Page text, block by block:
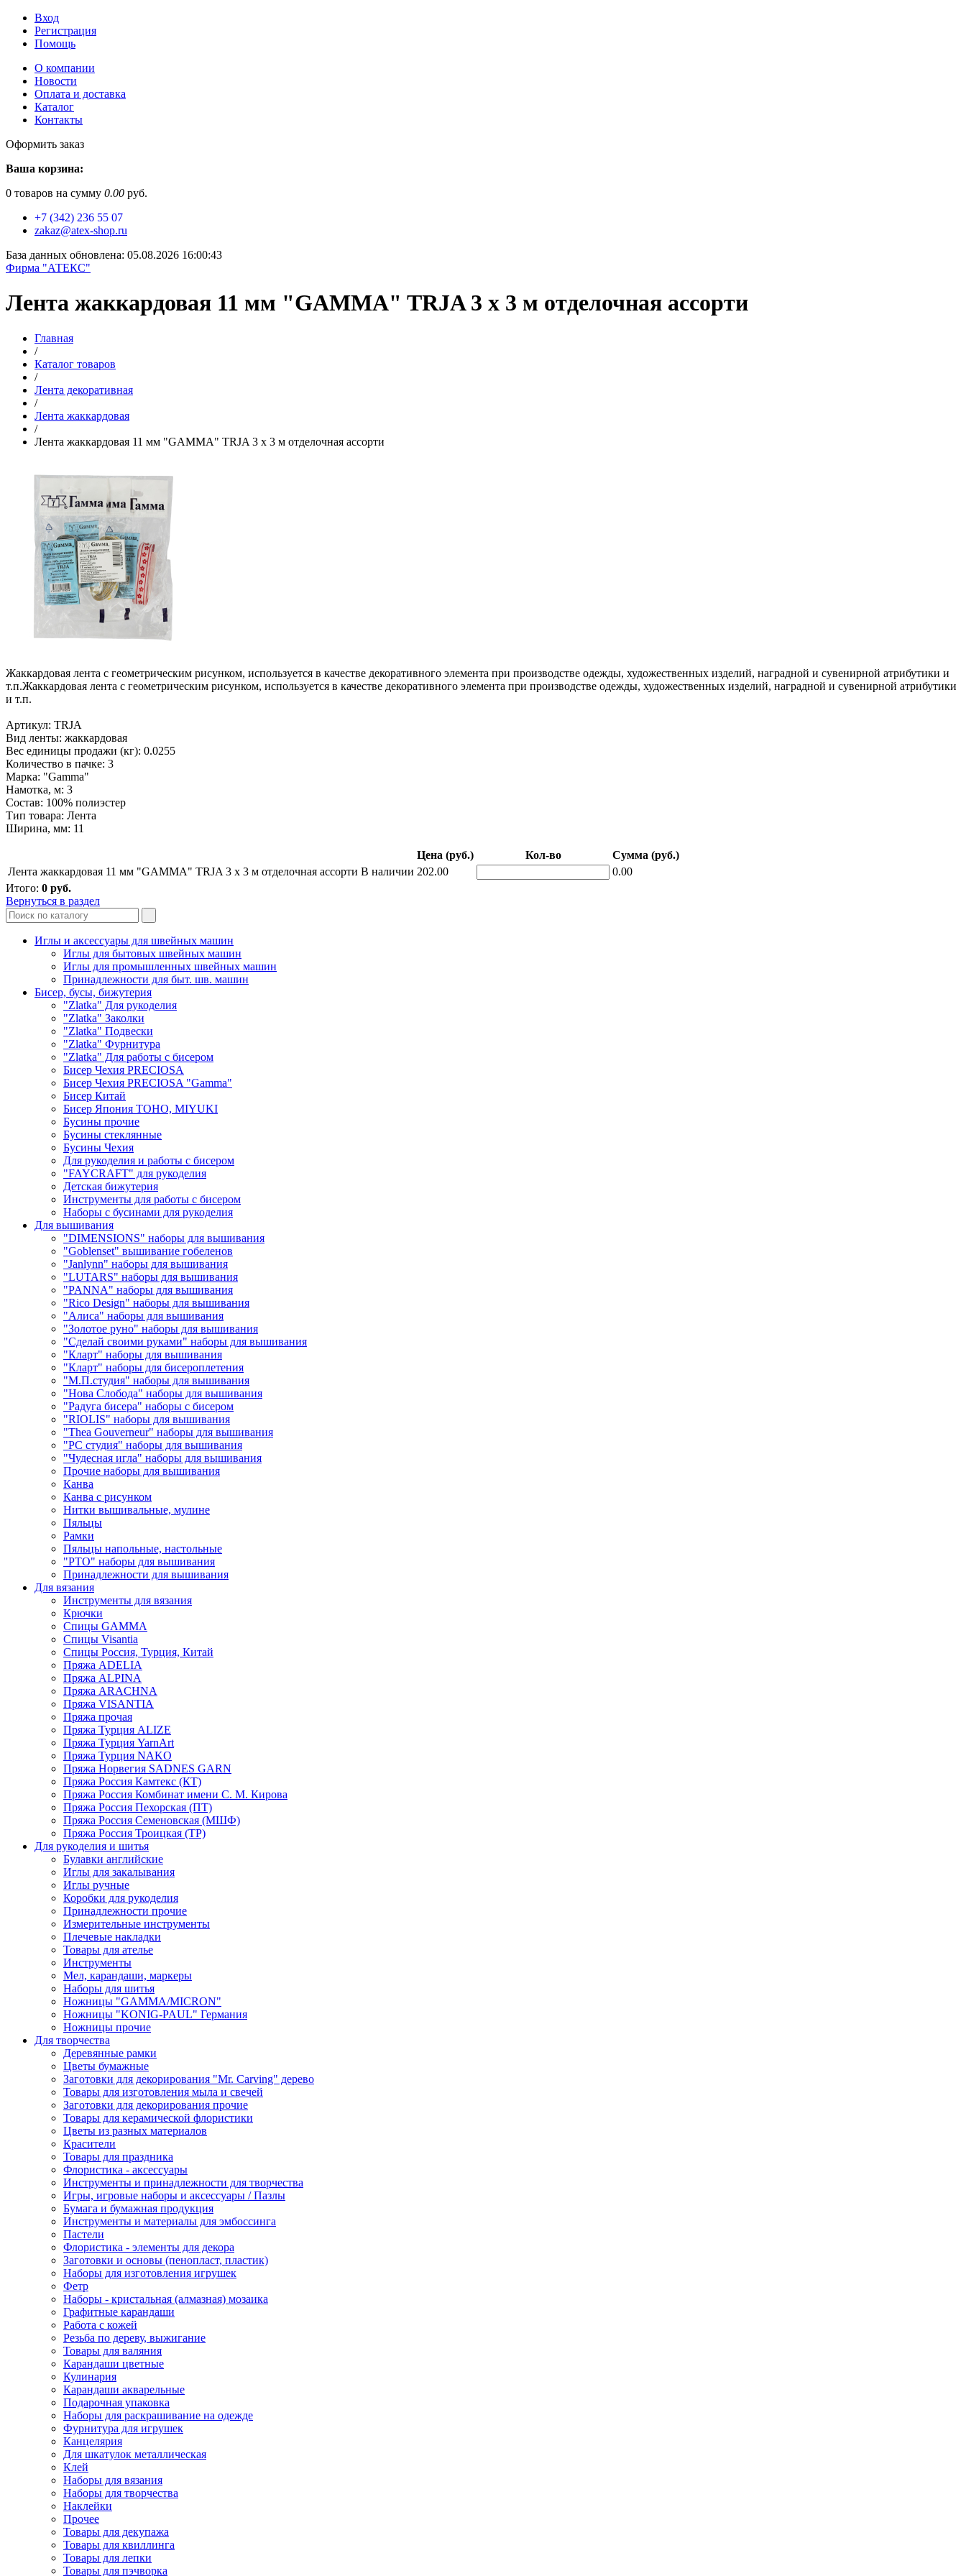
Вход
Регистрация
Помощь
О компании
Новости
Оплата и доставка
Каталог
Контакты
Оформить заказ
Ваша корзина:
0 товаров на сумму 0.00 руб.
+7 (342) 236 55 07
zakaz@atex-shop.ru
База данных обновлена: 05.08.2026 16:00:43
Фирма "АТЕКС"
Лента жаккардовая 11 мм "GAMMA" TRJA 3 х 3 м отделочная ассорти
Главная
/
Каталог товаров
/
Лента декоративная
/
Лента жаккардовая
/
Лента жаккардовая 11 мм "GAMMA" TRJA 3 х 3 м отделочная ассорти
Жаккардовая лента с геометрическим рисунком, используется в качестве декоративного элемента при производстве одежды, художественных изделий, наградной и сувенирной атрибутики и
т.п.Жаккардовая лента с геометрическим рисунком, используется в качестве декоративного элемента при производстве одежды, художественных изделий, наградной и сувенирной атрибутики
и т.п.
Артикул: TRJA
Вид ленты: жаккардовая
Вес единицы продажи (кг): 0.0255
Количество в пачке: 3
Марка: "Gamma"
Намотка, м: 3
Состав: 100% полиэстер
Тип товара: Лента
Ширина, мм: 11
Цена (руб.) Кол-во
Сумма (руб.)
Лента жаккардовая 11 мм "GAMMA" TRJA 3 х 3 м отделочная ассорти В наличии 202.00
0.00
Итого: 0 руб.
Вернуться в раздел
Иглы и аксессуары для швейных машин
Иглы для бытовых швейных машин
Иглы для промышленных швейных машин
Принадлежности для быт. шв. машин
Бисер, бусы, бижутерия
"Zlatka" Для рукоделия
"Zlatka" Заколки
"Zlatka" Подвески
"Zlatka" Фурнитура
"Zlatka" Для работы с бисером
Бисер Чехия PRECIOSA
Бисер Чехия PRECIOSA "Gamma"
Бисер Китай
Бисер Япония TOHO, MIYUKI
Бусины прочие
Бусины стеклянные
Бусины Чехия
Для рукоделия и работы с бисером
"FAYCRAFT" для рукоделия
Детская бижутерия
Инструменты для работы с бисером
Наборы с бусинами для рукоделия
Для вышивания
"DIMENSIONS" наборы для вышивания
"Goblenset" вышивание гобеленов
"Janlynn" наборы для вышивания
"LUTARS" наборы для вышивания
"PANNA" наборы для вышивания
"Rico Design" наборы для вышивания
"Алиса" наборы для вышивания
"Золотое руно" наборы для вышивания
"Сделай своими руками" наборы для вышивания
"Кларт" наборы для вышивания
"Кларт" наборы для бисероплетения
"М.П.студия" наборы для вышивания
"Нова Слобода" наборы для вышивания
"Радуга бисера" наборы с бисером
"RIOLIS" наборы для вышивания
"Thea Gouverneur" наборы для вышивания
"РС студия" наборы для вышивания
"Чудесная игла" наборы для вышивания
Прочие наборы для вышивания
Канва
Канва с рисунком
Нитки вышивальные, мулине
Пяльцы
Рамки
Пяльцы напольные, настольные
"РТО" наборы для вышивания
Принадлежности для вышивания
Для вязания
Инструменты для вязания
Крючки
Спицы GAMMA
Спицы Visantia
Спицы Россия, Турция, Китай
Пряжа ADELIA
Пряжа ALPINA
Пряжа ARACHNA
Пряжа VISANTIA
Пряжа прочая
Пряжа Турция ALIZE
Пряжа Турция YarnArt
Пряжа Турция NAKO
Пряжа Норвегия SADNES GARN
Пряжа Россия Камтекс (КТ)
Пряжа Россия Комбинат имени С. М. Кирова
Пряжа Россия Пехорская (ПТ)
Пряжа Россия Семеновская (МШФ)
Пряжа Россия Троицкая (ТР)
Для рукоделия и шитья
Булавки английские
Иглы для закалывания
Иглы ручные
Коробки для рукоделия
Принадлежности прочие
Измерительные инструменты
Плечевые накладки
Товары для ателье
Инструменты
Мел, карандаши, маркеры
Наборы для шитья
Ножницы "GAMMA/MICRON"
Ножницы "KONIG-PAUL" Германия
Ножницы прочие
Для творчества
Деревянные рамки
Цветы бумажные
Заготовки для декорирования "Mr. Carving" дерево
Товары для изготовления мыла и свечей
Заготовки для декорирования прочие
Товары для керамической флористики
Цветы из разных материалов
Красители
Товары для праздника
Флористика - аксессуары
Инструменты и принадлежности для творчества
Игры, игровые наборы и аксессуары / Пазлы
Бумага и бумажная продукция
Инструменты и материалы для эмбоссинга
Пастели
Флористика - элементы для декора
Заготовки и основы (пенопласт, пластик)
Наборы для изготовления игрушек
Фетр
Наборы - кристальная (алмазная) мозаика
Графитные карандаши
Работа с кожей
Резьба по дереву, выжигание
Товары для валяния
Карандаши цветные
Кулинария
Карандаши акварельные
Подарочная упаковка
Наборы для раскрашивание на одежде
Фурнитура для игрушек
Канцелярия
Для шкатулок металлическая
Клей
Наборы для вязания
Наборы для творчества
Наклейки
Прочее
Товары для декупажа
Товары для квиллинга
Товары для лепки
Товары для пэчворка